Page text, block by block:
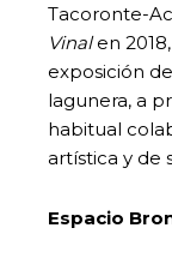
Tacoronte-
Vinalen
exposición
lagunera, a
habitual
artística y de
Espacio